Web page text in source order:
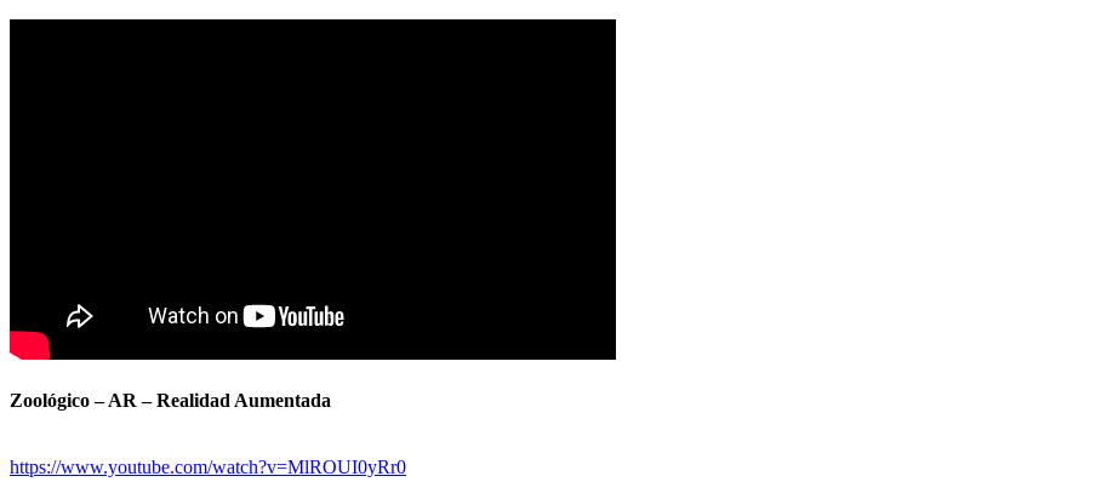
Zoológico – AR – Realidad Aumentada
https://www.youtube.com/watch?v=MlROUI0yRr0